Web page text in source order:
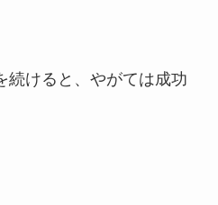
続けると、やがては成功